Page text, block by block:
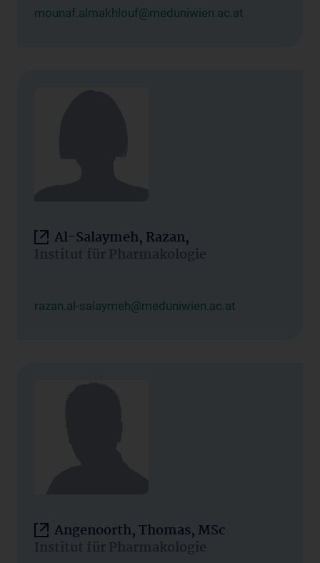
mounaf.almakhlouf@meduniwien.ac.at
Al-Salaymeh, Razan,
Institut für Pharmakologie
razan.al-salaymeh@meduniwien.ac.at
Angenoorth, Thomas, MSc
Institut für Pharmakologie